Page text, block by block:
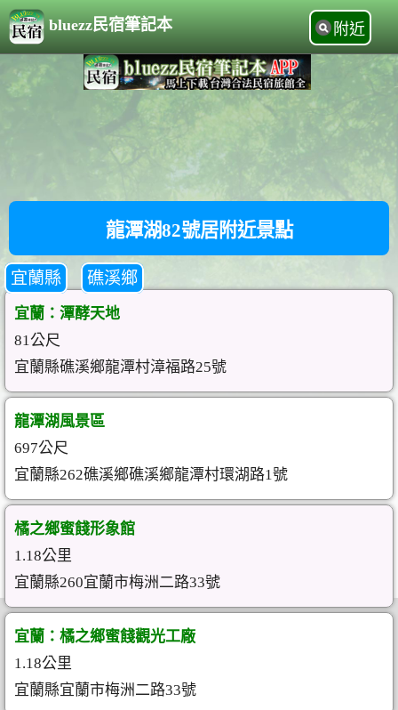
bluezz民宿筆記本 附近
龍潭湖82號居附近景點
宜蘭縣 礁溪鄉
宜蘭：潭酵天地
81公尺
宜蘭縣礁溪鄉龍潭村漳福路25號
龍潭湖風景區
697公尺
宜蘭縣262礁溪鄉礁溪鄉龍潭村環湖路1號
橘之鄉蜜餞形象館
1.18公里
宜蘭縣260宜蘭市梅洲二路33號
宜蘭：橘之鄉蜜餞觀光工廠
1.18公里
宜蘭縣宜蘭市梅洲二路33號